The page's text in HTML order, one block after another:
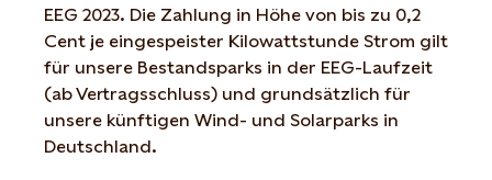
EEG 2023. Die Zahlung in Höhe von bis zu 0,2
Cent je eingespeister Kilowattstunde Strom gilt
für unsere Bestandsparks in der EEG-Laufzeit
(ab Vertragsschluss) und grundsätzlich für
unsere künftigen Wind- und Solarparks in
Deutschland.